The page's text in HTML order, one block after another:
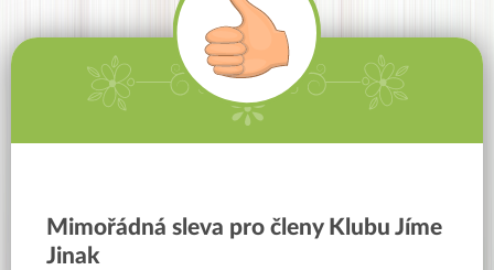
Mimořádná sleva pro členy Klubu Jíme
Jinak